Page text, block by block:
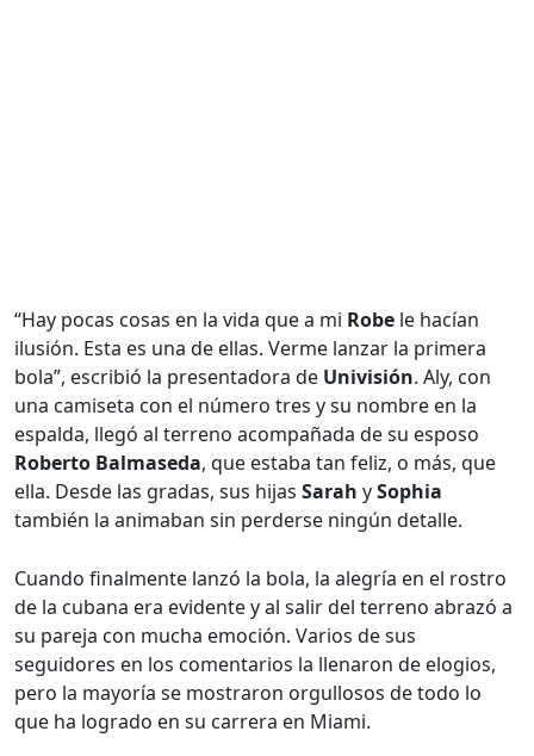
“Hay pocas cosas en la vida que a mi Robe le hacían
ilusión. Esta es una de ellas. Verme lanzar la primera
bola”, escribió la presentadora de Univisión. Aly, con
una camiseta con el número tres y su nombre en la
espalda, llegó al terreno acompañada de su esposo
Roberto Balmaseda, que estaba tan feliz, o más, que
ella. Desde las gradas, sus hijas Sarah ySophia
también la animaban sin perderse ningún detalle.
Cuando finalmente lanzó la bola, la alegría en el rostro
de la cubana era evidente y al salir del terreno abrazó a
su pareja con mucha emoción. Varios de sus
seguidores en los comentarios la llenaron de elogios,
pero la mayoría se mostraron orgullosos de todo lo
que ha logrado en su carrera en Miami.